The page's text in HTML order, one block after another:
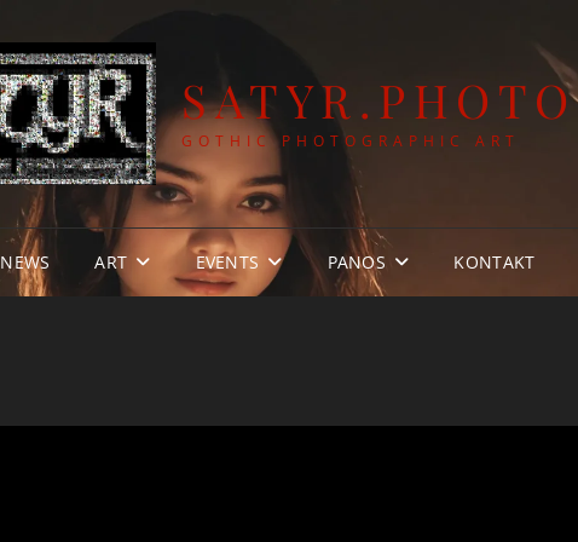
SATYR.PHOTO
GOTHIC PHOTOGRAPHIC ART
NEWS ART EVENTS PANOS KONTAKT